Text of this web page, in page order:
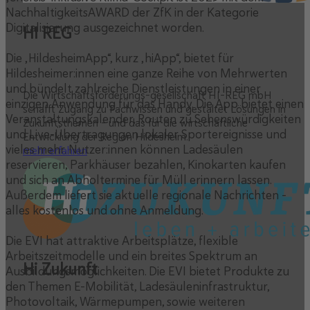
HI REG
Die Wirtschaftsförderungs-gesellschaft HI-REG mbH
schafft Zugang zu Fachwissen und gestaltet Lösungen in
Zukunftsthemen – und das für die wirtschaftliche
Entwicklung der Region Hildesheim.
mehr erfahren
Hi Zukunft
NachhaltigkeitsAWARD der ZfK in der Kategorie
Digitalisierung ausgezeichnet worden.
Die „HildesheimApp“, kurz „hiApp“, bietet für
Hildesheimer:innen eine ganze Reihe von Mehrwerten
und bündelt zahlreiche Dienstleistungen in einer
einzigen Anwendung für das Handy. Die App bietet einen
Veranstaltungskalender, Routen zu Sehenswürdigkeiten
und Live-Übertragungen lokaler Sportereignisse und
vieles mehr. Nutzer:innen können Ladesäulen
reservieren, Parkhäuser bezahlen, Kinokarten kaufen
und sich an Abholtermine für Müll erinnern lassen.
Außerdem liefert sie aktuelle regionale Nachrichten –
alles kostenlos und ohne Anmeldung.
Die EVI hat attraktive Arbeitsplätze, flexible
Arbeitszeitmodelle und ein breites Spektrum an
Ausbildungsmöglichkeiten. Die EVI bietet Produkte zu
den Themen E-Mobilität, Ladesäuleninfrastruktur,
Photovoltaik, Wärmepumpen, sowie weiteren